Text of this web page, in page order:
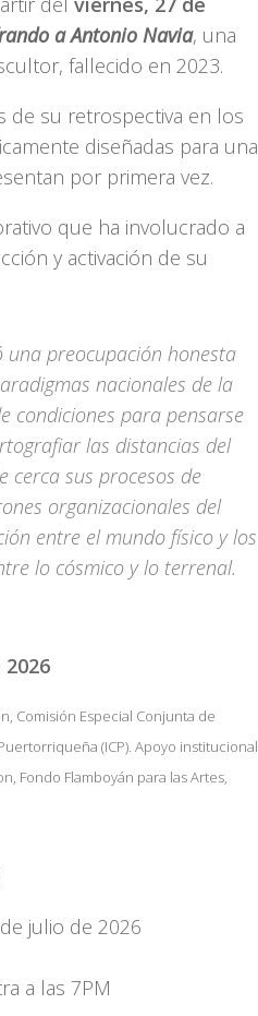
a Antonio Navia, una
fallecido en 2023.
de su retrospectiva en los
diseñadas para una
por primera vez.
que ha involucrado a
y activación de su
preocupación honesta
nacionales de la
condiciones para pensarse
las distancias del
cerca sus procesos de
organizacionales del
entre el mundo físico y los
lo cósmico y lo terrenal.
Comisión Especial Conjunta de
(ICP). Apoyo institucional
Fondo Flamboyán para las Artes,
julio de 2026
a las 7PM